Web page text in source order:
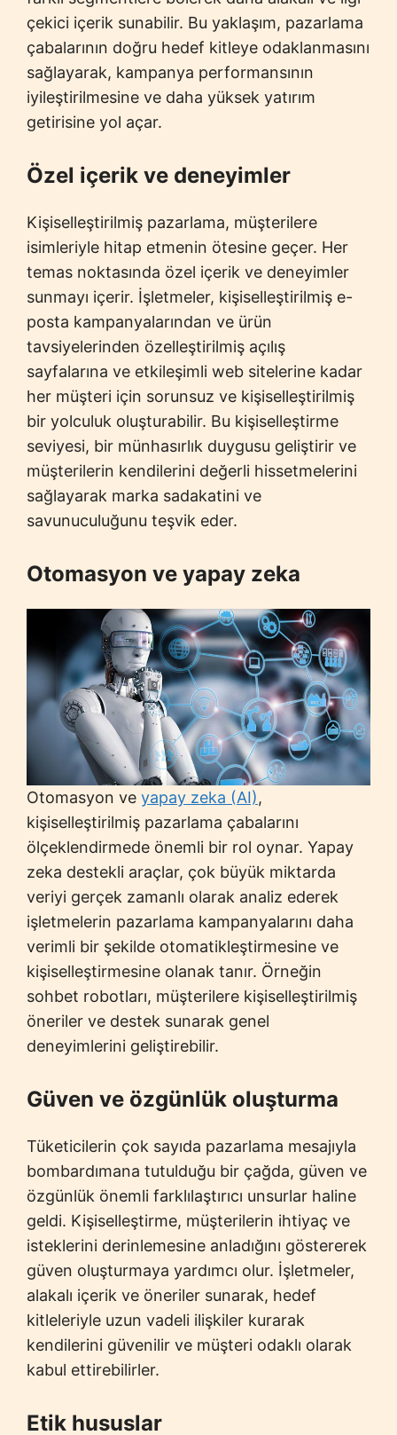
çekici içerik sunabilir. Bu yaklaşım, pazarlama
çabalarının doğru hedef kitleye odaklanmasını
sağlayarak, kampanya performansının
iyileştirilmesine ve daha yüksek yatırım
getirisine yol açar.
Özel içerik ve deneyimler
Kişiselleştirilmiş pazarlama, müşterilere
isimleriyle hitap etmenin ötesine geçer. Her
temas noktasında özel içerik ve deneyimler
sunmayı içerir. İşletmeler, kişiselleştirilmiş e-
posta kampanyalarından ve ürün
tavsiyelerinden özelleştirilmiş açılış
sayfalarına ve etkileşimli web sitelerine kadar
her müşteri için sorunsuz ve kişiselleştirilmiş
bir yolculuk oluşturabilir. Bu kişiselleştirme
seviyesi, bir münhasırlık duygusu geliştirir ve
müşterilerin kendilerini değerli hissetmelerini
sağlayarak marka sadakatini ve
savunuculuğunu teşvik eder.
Otomasyon ve yapay zeka
Otomasyon ve yapay zeka (AI),
kişiselleştirilmiş pazarlama çabalarını
ölçeklendirmede önemli bir rol oynar. Yapay
zeka destekli araçlar, çok büyük miktarda
veriyi gerçek zamanlı olarak analiz ederek
işletmelerin pazarlama kampanyalarını daha
verimli bir şekilde otomatikleştirmesine ve
kişiselleştirmesine olanak tanır. Örneğin
sohbet robotları, müşterilere kişiselleştirilmiş
öneriler ve destek sunarak genel
deneyimlerini geliştirebilir.
Güven ve özgünlük oluşturma
Tüketicilerin çok sayıda pazarlama mesajıyla
bombardımana tutulduğu bir çağda, güven ve
özgünlük önemli farklılaştırıcı unsurlar haline
geldi. Kişiselleştirme, müşterilerin ihtiyaç ve
isteklerini derinlemesine anladığını göstererek
güven oluşturmaya yardımcı olur. İşletmeler,
alakalı içerik ve öneriler sunarak, hedef
kitleleriyle uzun vadeli ilişkiler kurarak
kendilerini güvenilir ve müşteri odaklı olarak
kabul ettirebilirler.
Etik hususlar